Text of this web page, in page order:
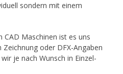
sondern mit einem
CAD Maschinen ist es uns
oder DFX-Angaben
je nach Wunsch in Einzel-